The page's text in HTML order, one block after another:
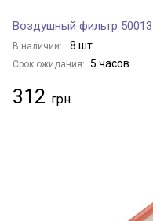
Воздушный фильтр
В наличии: 8 шт.
Срок ожидания: 5 часов
312